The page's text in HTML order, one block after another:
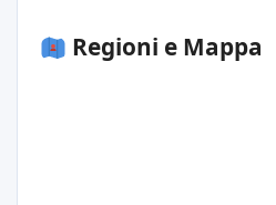
Regioni e Mappa